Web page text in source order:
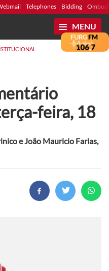
Telephones Bidding
MENU
feira, 18
e João Mauricio Farias,